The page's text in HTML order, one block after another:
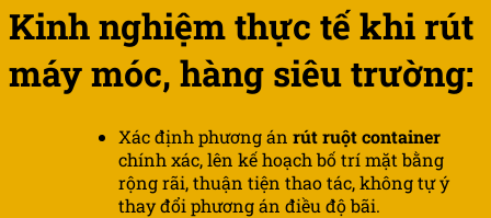
Kinh nghiệm thực tế khi rút
máy móc, hàng siêu trường:
Xác định phương án rút ruột container
chính xác, lên kế hoạch bố trí mặt bằng
rộng rãi, thuận tiện thao tác, không tự ý
thay đổi phương án điều độ bãi.